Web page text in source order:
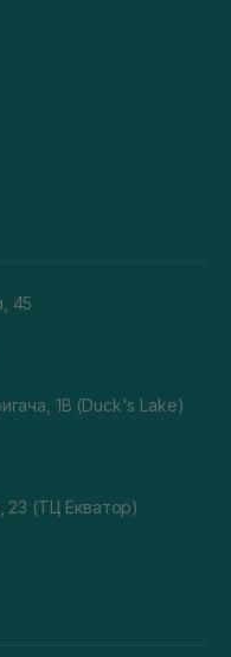
45
1В (Duck's Lake)
23 (ТЦ Екватор)